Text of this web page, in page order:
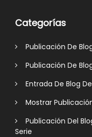
Categorías
Publicación De
Publicación De
Entrada De Blog
Mostrar
Publicación Del
Serie